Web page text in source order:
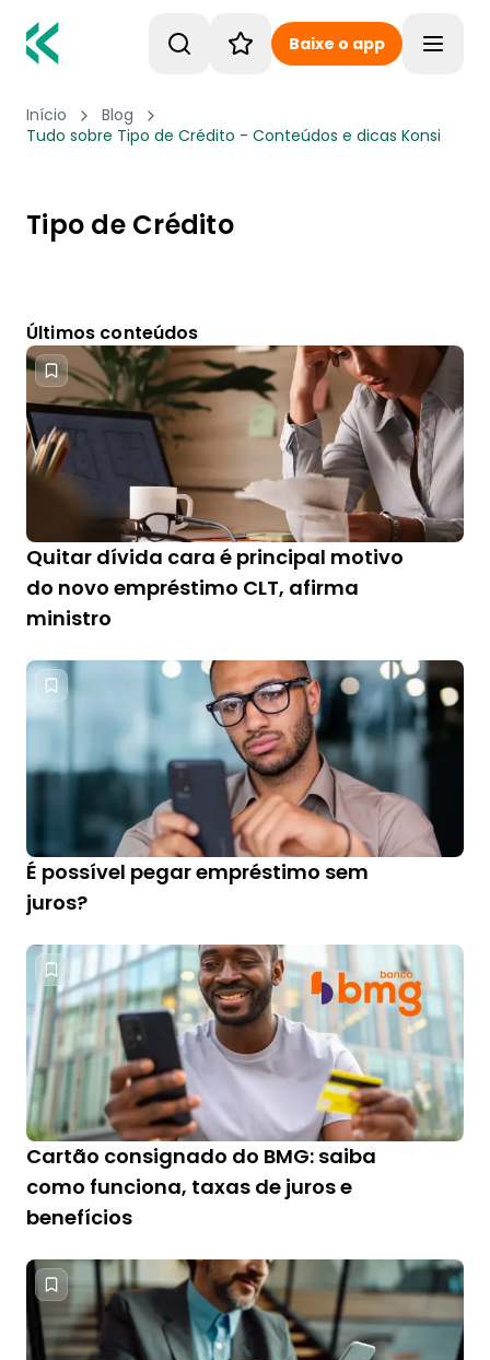
Baixe o app
Início
Blog
Tudo sobre Tipo de Crédito - Conteúdos e dicas Konsi
Tipo de Crédito
Últimos conteúdos
Quitar dívida cara é principal motivo
do novo empréstimo CLT, afirma
ministro
É possível pegar empréstimo sem
juros?
Cartão consignado do BMG: saiba
como funciona, taxas de juros e
benefícios